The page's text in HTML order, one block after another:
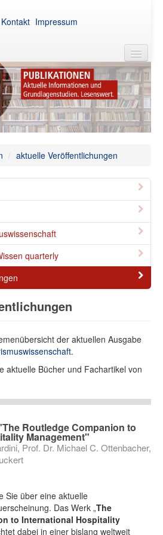
Kontakt Impressum
DGT
Aktuelles
Awards
/ aktuelle Veröffentlichungen
quarterly
der aktuellen Ausgabe
.
aktuelle Bücher und Fachartikel von
Routledge Companion to
Management"
Prof. Dr. Michael C. Ottenbacher,
Sie über eine aktuelle
Das Werk „The
to International Hospitality
dabei in einer bislang weltweit